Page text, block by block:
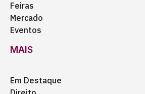
Feiras
Mercado
Eventos
MAIS
Em Destaque